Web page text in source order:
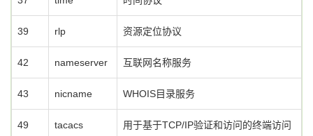
39 rlp 资源定位协议
42 nameserver 互联网名称服务
43 nicname WHOIS目录服务
49 tacacs
用于基于TCP/IP验证和访问的终端访问